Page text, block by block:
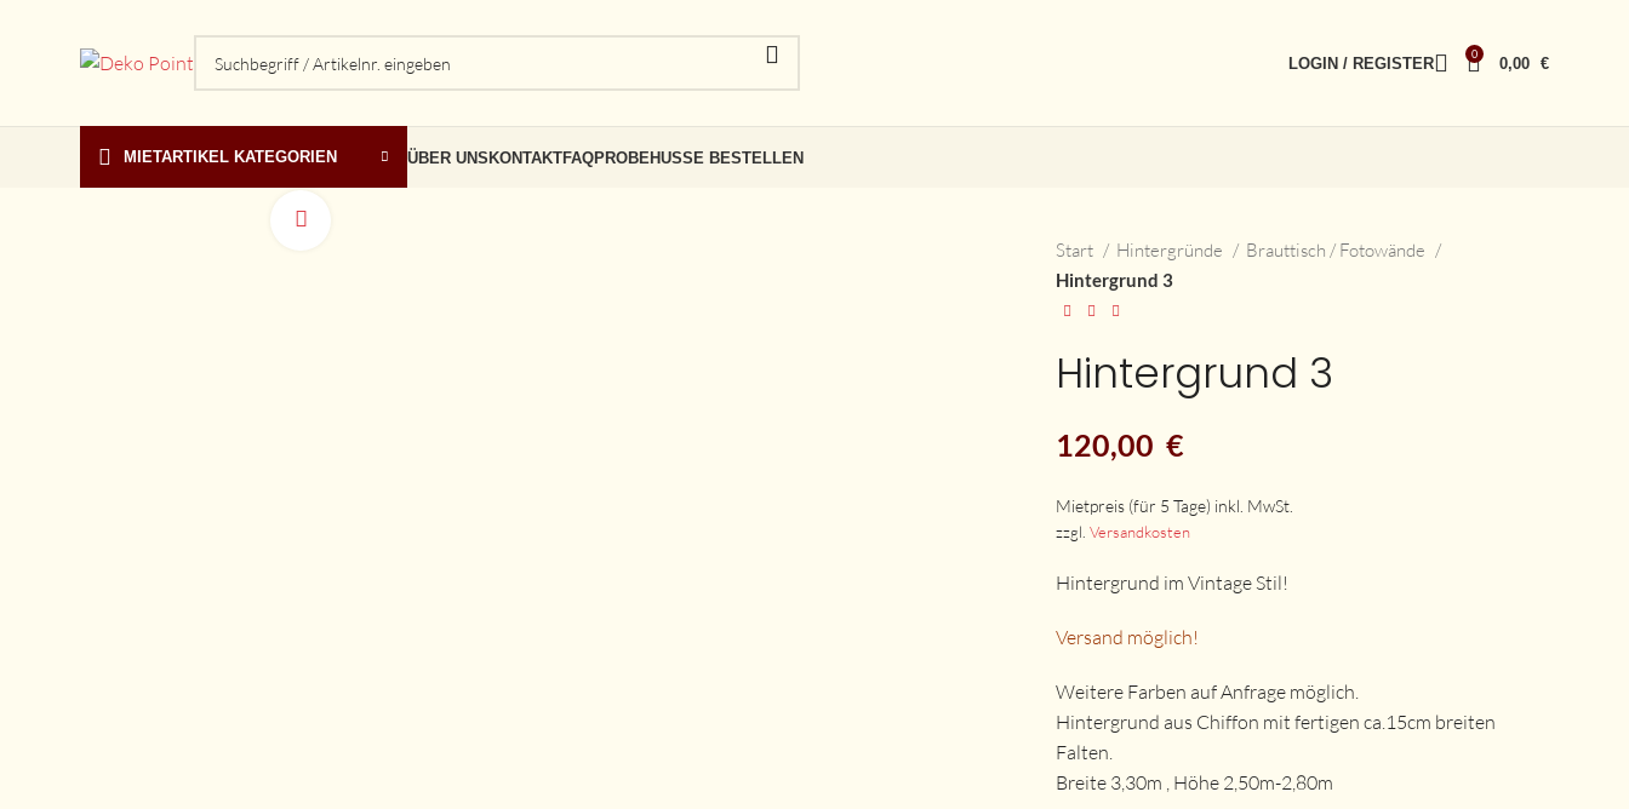
LOGIN / REGISTER 0 0,00 €
MIETARTIKEL KATEGORIEN ÜBER UNSKONTAKTFAQPROBEHUSSE BESTELLEN
Start Hintergründe Brauttisch / Fotowände
Hintergrund 3
Hintergrund 3
120,00 €
zzgl. Versandkosten
Hintergrund im Vintage Stil!
Versand möglich!
Weitere Farben auf Anfrage möglich.
Hintergrund aus Chiffon mit fertigen ca.15cm breiten
Falten.
Breite 3,30m , Höhe 2,50m-2,80m